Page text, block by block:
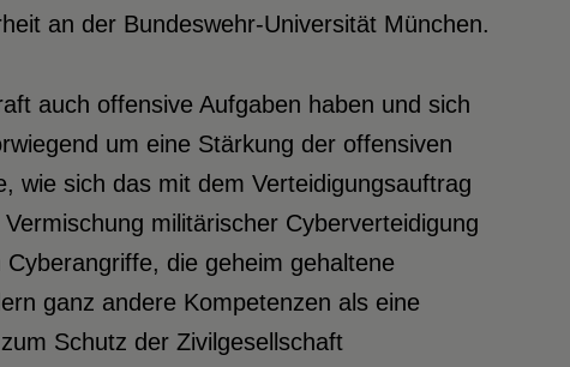
an der Bundeswehr-Universität München.
auch offensive Aufgaben haben und sich
um eine Stärkung der offensiven
wie sich das mit dem Verteidigungsauftrag
militärischer Cyberverteidigung
die geheim gehaltene
ganz andere Kompetenzen als eine
Schutz der Zivilgesellschaft